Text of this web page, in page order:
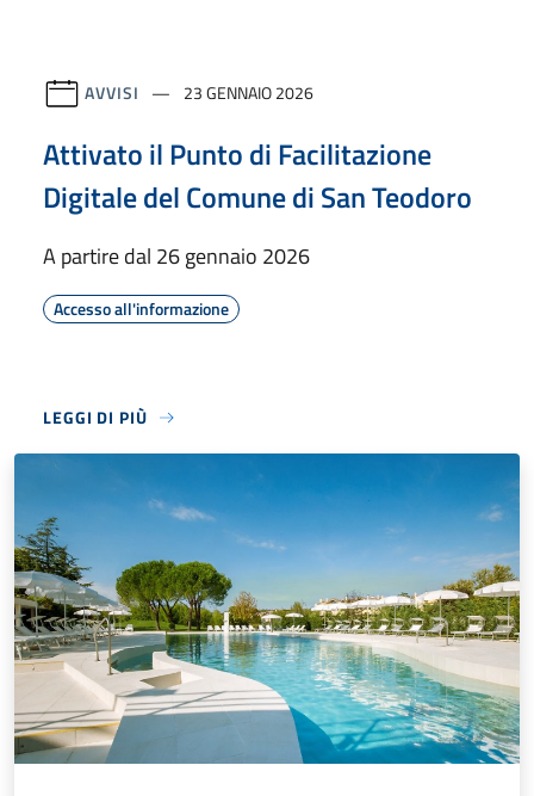
AVVISI 23 GENNAIO 2026
Attivato il Punto di Facilitazione
Digitale del Comune di San Teodoro
A partire dal 26 gennaio 2026
Accesso all'informazione
LEGGI DI PIÙ